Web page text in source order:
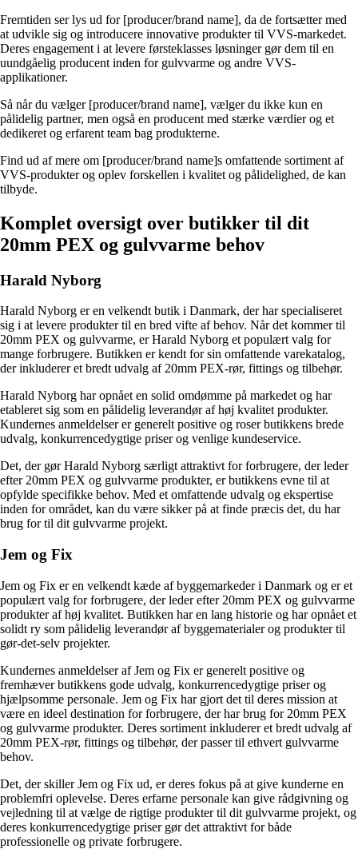
Fremtiden ser lys ud for [producer/brand name], da de fortsætter med
at udvikle sig og introducere innovative produkter til VVS-markedet.
Deres engagement i at levere førsteklasses løsninger gør dem til en
uundgåelig producent inden for gulvvarme og andre VVS-
applikationer.
Så når du vælger [producer/brand name], vælger du ikke kun en
pålidelig partner, men også en producent med stærke værdier og et
dedikeret og erfarent team bag produkterne.
Find ud af mere om [producer/brand name]s omfattende sortiment af
VVS-produkter og oplev forskellen i kvalitet og pålidelighed, de kan
tilbyde.
Komplet oversigt over butikker til dit
20mm PEX og gulvvarme behov
Harald Nyborg
Harald Nyborg er en velkendt butik i Danmark, der har specialiseret
sig i at levere produkter til en bred vifte af behov. Når det kommer til
20mm PEX og gulvvarme, er Harald Nyborg et populært valg for
mange forbrugere. Butikken er kendt for sin omfattende varekatalog,
der inkluderer et bredt udvalg af 20mm PEX-rør, fittings og tilbehør.
Harald Nyborg har opnået en solid omdømme på markedet og har
etableret sig som en pålidelig leverandør af høj kvalitet produkter.
Kundernes anmeldelser er generelt positive og roser butikkens brede
udvalg, konkurrencedygtige priser og venlige kundeservice.
Det, der gør Harald Nyborg særligt attraktivt for forbrugere, der leder
efter 20mm PEX og gulvvarme produkter, er butikkens evne til at
opfylde specifikke behov. Med et omfattende udvalg og ekspertise
inden for området, kan du være sikker på at finde præcis det, du har
brug for til dit gulvvarme projekt.
Jem og Fix
Jem og Fix er en velkendt kæde af byggemarkeder i Danmark og er et
populært valg for forbrugere, der leder efter 20mm PEX og gulvvarme
produkter af høj kvalitet. Butikken har en lang historie og har opnået et
solidt ry som pålidelig leverandør af byggematerialer og produkter til
gør-det-selv projekter.
Kundernes anmeldelser af Jem og Fix er generelt positive og
fremhæver butikkens gode udvalg, konkurrencedygtige priser og
hjælpsomme personale. Jem og Fix har gjort det til deres mission at
være en ideel destination for forbrugere, der har brug for 20mm PEX
og gulvvarme produkter. Deres sortiment inkluderer et bredt udvalg af
20mm PEX-rør, fittings og tilbehør, der passer til ethvert gulvvarme
behov.
Det, der skiller Jem og Fix ud, er deres fokus på at give kunderne en
problemfri oplevelse. Deres erfarne personale kan give rådgivning og
vejledning til at vælge de rigtige produkter til dit gulvvarme projekt, og
deres konkurrencedygtige priser gør det attraktivt for både
professionelle og private forbrugere.